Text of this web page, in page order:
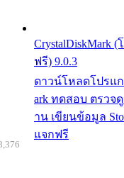
CrystalDiskMark
ฟรี) 9.0.3
ดาวน์โหลดโปรแก
ark ทดสอบ ตรวจ
าน เขียนข้อมูล
แจกฟรี